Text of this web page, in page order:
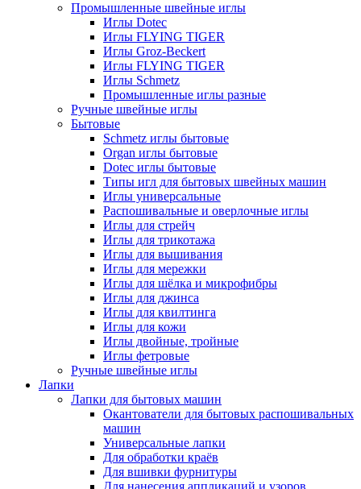
Промышленные швейные иглы
Иглы Dotec
Иглы FLYING TIGER
Иглы Groz-Beckert
Иглы FLYING TIGER
Иглы Schmetz
Промышленные иглы разные
Ручные швейные иглы
Бытовые
Schmetz иглы бытовые
Organ иглы бытовые
Dotec иглы бытовые
Типы игл для бытовых швейных машин
Иглы универсальные
Распошивальные и оверлочные иглы
Иглы для стрейч
Иглы для трикотажа
Иглы для вышивания
Иглы для мережки
Иглы для шёлка и микрофибры
Иглы для джинса
Иглы для квилтинга
Иглы для кожи
Иглы двойные, тройные
Иглы фетровые
Ручные швейные иглы
Лапки
Лапки для бытовых машин
Окантователи для бытовых распошивальных
машин
Универсальные лапки
Для обработки краёв
Для вшивки фурнитуры
Для нанесения аппликаций и узоров